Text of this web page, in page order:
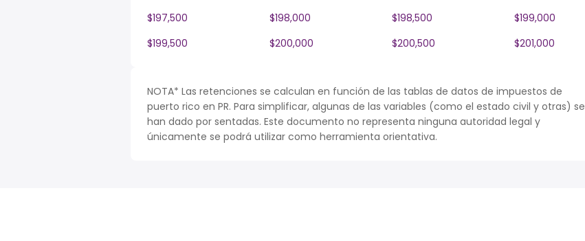
$197,500
$198,000 $198,500
$199,000
$199,500
$200,000 $200,500 $201,000
NOTA* Las retenciones se calculan en función de las tablas de datos de impuestos de
puerto rico en PR. Para simplificar, algunas de las variables (como el estado civil y otras) se
han dado por sentadas. Este documento no representa ninguna autoridad legal y
únicamente se podrá utilizar como herramienta orientativa.